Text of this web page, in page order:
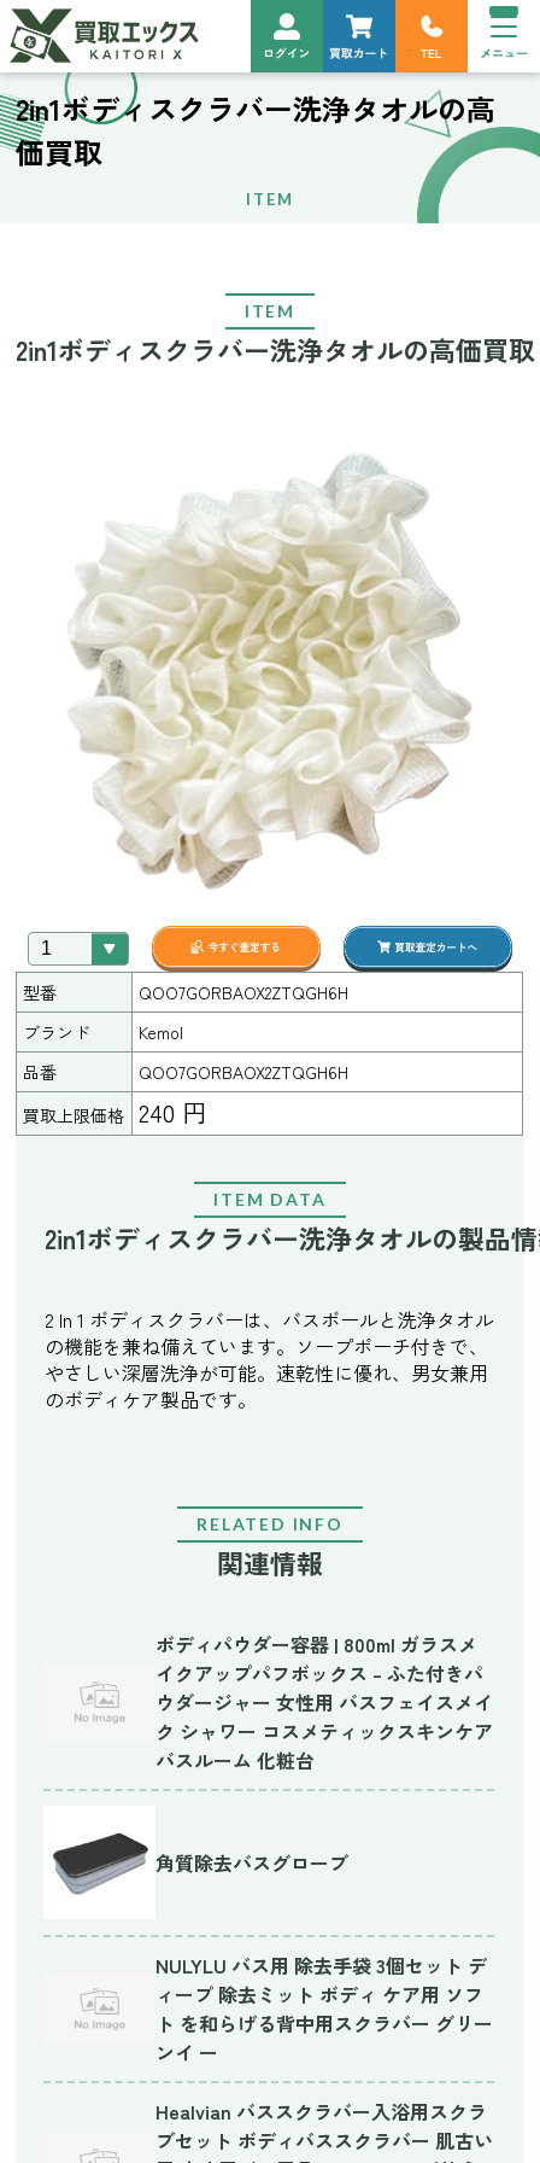
2in1ボディスクラバー洗浄タオルの高
価買取
ITEM
ITEM
2in1ボディスクラバー洗浄タオルの高価買取
型番
QOO7GORBAOX2ZTQGH6H
ブランド
Kemol
品番
QOO7GORBAOX2ZTQGH6H
買取上限価格
240 円
ITEM DATA
2in1ボディスクラバー洗浄タオルの製品
2 In 1 ボディスクラバーは、バスボールと洗浄タオル
の機能を兼ね備えています。ソープポーチ付きで、
やさしい深層洗浄が可能。速乾性に優れ、男女兼用
のボディケア製品です。
RELATED INFO
関連情報
ボディパウダー容器 | 800ml ガラスメ
イクアップパフボックス – ふた付きパ
ウダージャー 女性用 バスフェイスメイ
ク シャワー コスメティックスキンケア
バスルーム 化粧台
角質除去バスグローブ
NULYLU バス用 除去手袋 3個セット デ
ィープ 除去ミット ボディ ケア用 ソフ
ト を和らげる背中用スクラバー グリー
ンイ ー
Healvian バススクラバー入浴用スクラ
ブセット ボディバススクラバー 肌古い